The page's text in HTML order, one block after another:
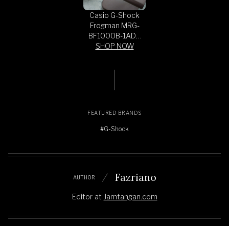
Casio G-Shock
Frogman MRG-
BF1000B-1ADR
Master Of G
SHOP NOW
FEATURED BRANDS
#G-Shock
AUTHOR Fazriano
Editor at Jamtangan.com